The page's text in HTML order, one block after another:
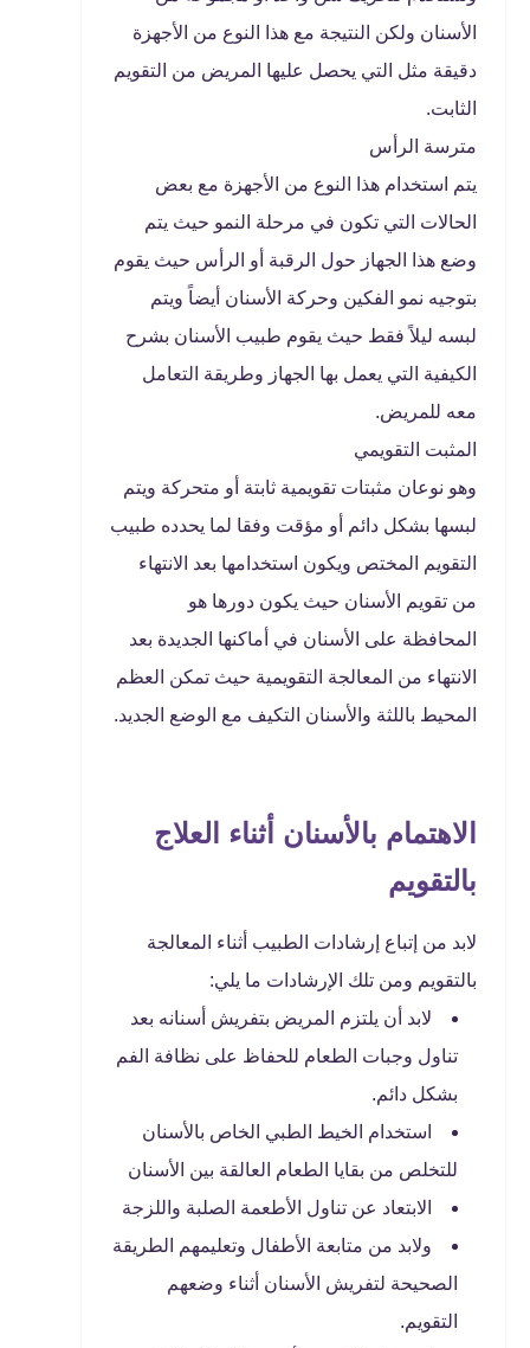
الأسنان ولكن النتيجة مع هذا النوع من الأجهزة
دقيقة مثل التي يحصل عليها المريض من التقويم
الثابت.
مترسة الرأس
يتم استخدام هذا النوع من الأجهزة مع بعض
الحالات التي تكون في مرحلة النمو حيث يتم
وضع هذا الجهاز حول الرقبة أو الرأس حيث يقوم
بتوجيه نمو الفكين وحركة الأسنان أيضاً ويتم
لبسه ليلاً فقط حيث يقوم طبيب الأسنان بشرح
الكيفية التي يعمل بها الجهاز وطريقة التعامل
معه للمريض.
المثبت التقويمي
وهو نوعان مثبتات تقويمية ثابتة أو متحركة ويتم
لبسها بشكل دائم أو مؤقت وفقا لما يحدده طبيب
التقويم المختص ويكون استخدامها بعد الانتهاء
من تقويم الأسنان حيث يكون دورها هو
المحافظة على الأسنان في أماكنها الجديدة بعد
الانتهاء من المعالجة التقويمية حيث تمكن العظم
المحيط باللثة والأسنان التكيف مع الوضع الجديد.
الاهتمام بالأسنان أثناء العلاج
بالتقويم
لابد من إتباع إرشادات الطبيب أثناء المعالجة
بالتقويم ومن تلك الإرشادات ما يلي:
لابد أن يلتزم المريض بتفريش أسنانه بعد
تناول وجبات الطعام للحفاظ على نظافة الفم
بشكل دائم.
استخدام الخيط الطبي الخاص بالأسنان
للتخلص من بقايا الطعام العالقة بين الأسنان
الابتعاد عن تناول الأطعمة الصلبة واللزجة
ولابد من متابعة الأطفال وتعليمهم الطريقة
الصحيحة لتفريش الأسنان أثناء وضعهم
التقويم.